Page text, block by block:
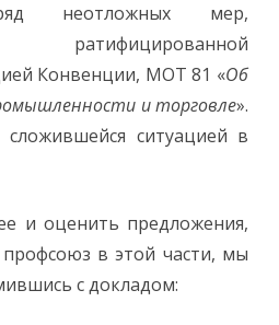
неотложных мер,
ратифицированной
Конвенции, МОТ 81 «Об
и торговле».
ситуацией в
и оценить предложения,
в этой части, мы
с докладом: